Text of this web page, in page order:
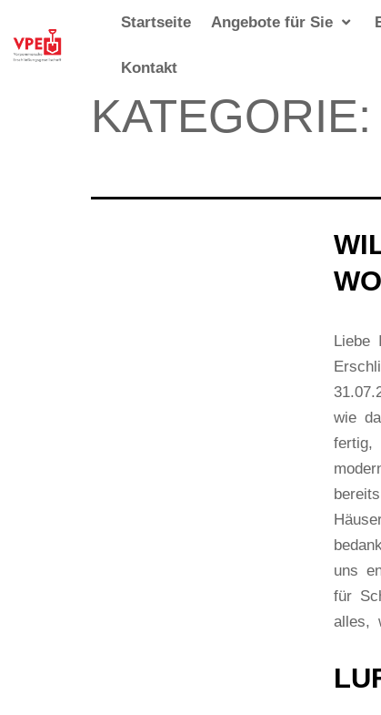
Startseite Angebote für Sie
Kontakt
KATEGORIE:
Liebe
wie
fertig,
uns
für
alles,